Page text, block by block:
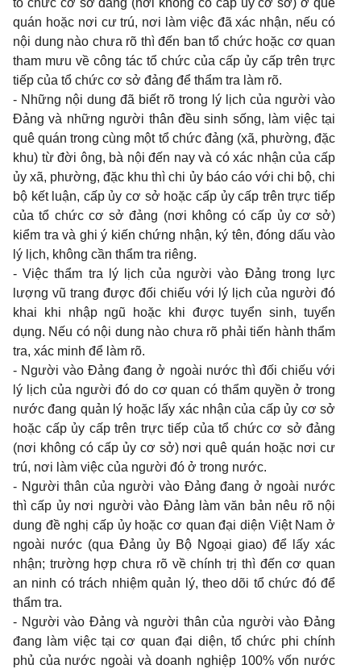
tổ chức cơ sở đảng (nơi không có cấp ủy cơ sở) ở quê
quán hoặc nơi cư trú, nơi làm việc đã xác nhận, nếu có
nội dung nào chưa rõ thì đến ban tổ chức hoặc cơ quan
tham mưu về công tác tổ chức của cấp ủy cấp trên trực
tiếp của tổ chức cơ sở đảng để thẩm tra làm rõ.
- Những nội dung đã biết rõ trong lý lịch của người vào
Đảng và những người thân đều sinh sống, làm việc tại
quê quán trong cùng một tổ chức đảng (xã, phường, đặc
khu) từ đời ông, bà nội đến nay và có xác nhận của cấp
ủy xã, phường, đặc khu thì chi ủy báo cáo với chi bộ, chi
bộ kết luận, cấp ủy cơ sở hoặc cấp ủy cấp trên trực tiếp
của tổ chức cơ sở đảng (nơi không có cấp ủy cơ sở)
kiểm tra và ghi ý kiến chứng nhận, ký tên, đóng dấu vào
lý lịch, không cần thẩm tra riêng.
-Việc thẩm tra lý lịch của người vào Đảng trong lực
lượng vũ trang được đối chiếu với lý lịch của người đó
khai khi nhập ngũ hoặc khi được tuyển sinh, tuyển
dụng. Nếu có nội dung nào chưa rõ phải tiến hành thẩm
tra, xác minh để làm rõ.
- Người vào Đảng đang ở ngoài nước thì đối chiếu với
lý lịch của người đó do cơ quan có thẩm quyền ở trong
nước đang quản lý hoặc lấy xác nhận của cấp ủy cơ sở
hoặc cấp ủy cấp trên trực tiếp của tổ chức cơ sở đảng
(nơi không có cấp ủy cơ sở) nơi quê quán hoặc nơi cư
trú, nơi làm việc của người đó ở trong nước.
- Người thân của người vào Đảng đang ở ngoài nước
thì cấp ủy nơi người vào Đảng làm văn bản nêu rõ nội
dung đề nghị cấp ủy hoặc cơ quan đại diện Việt Nam ở
ngoài nước (qua Đảng ủy Bộ Ngoại giao) để lấy xác
nhận; trường hợp chưa rõ về chính trị thì đến cơ quan
an ninh có trách nhiệm quản lý, theo dõi tổ chức đó để
thẩm tra.
- Người vào Đảng và người thân của người vào Đảng
đang làm việc tại cơ quan đại diện, tổ chức phi chính
phủ của nước ngoài và doanh nghiệp 100% vốn nước